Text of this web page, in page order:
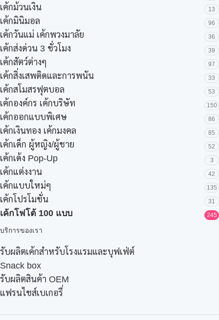
เค้กม้วนเงิน 13
เค้กมินิมอล 96
เค้กวันแม่ เค้กพวงมาลัย 36
เค้กส่งด่วน 3 ชั่วโมง 39
เค้กสัตว์ต่างๆ 97
เค้กสิ่งเสพติดและการพนัน 33
เค้กสโมสรฟุตบอล 53
เค้กองค์กร เค้กบริษัท 150
เค้กออกแบบพิเศษ 86
เค้กเงินทอง เค้กมงคล 85
เค้กเด็ก ผู้หญิง/ผู้ชาย 52
เค้กเด้ง Pop-Up 3
เค้กแต่งงาน 42
เค้กแบบใหม่ๆ 135
เค้กโปรโมชั่น 31
เค้กโฟโต้ 100 แบบ 245
บริการของเรา
รับผลิตเค้กสำหรับโรงแรมและบุฟเฟ่ต์
Snack box
รับผลิตสินค้า OEM
แฟรนไชส์เบเกอรี่